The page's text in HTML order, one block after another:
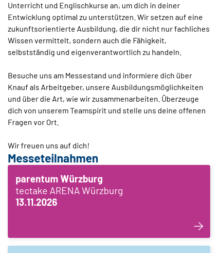
Unterricht und Englischkurse an, um dich in deiner
Entwicklung optimal zu unterstützen. Wir setzen auf eine
zukunftsorientierte Ausbildung, die dir nicht nur fachliches
Wissen vermittelt, sondern auch die Fähigkeit,
selbstständig und eigenverantwortlich zu handeln.
Besuche uns am Messestand und informiere dich über
Knauf als Arbeitgeber, unsere Ausbildungsmöglichkeiten
und über die Art, wie wir zusammenarbeiten. Überzeuge
dich von unserem Teamspirit und stelle uns deine offenen
Fragen vor Ort.
Wir freuen uns auf dich!
Messeteilnahmen
parentum Würzburg
tectake ARENA Würzburg
13.11.2026